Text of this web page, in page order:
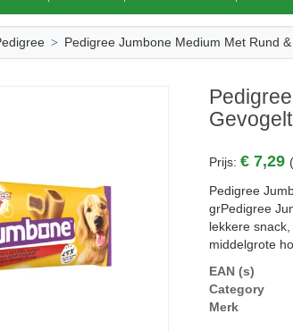
Pedigree Jumbone Medium Met Rund
Prijs:€ 7,29
Pedigree
grPedigree
lekkere
middelgrote
EAN (s)
Category
Merk